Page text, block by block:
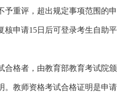
予重评，超出规定事项范围的申
核申请15日后可登录考生自助平
合格者，由教育部教育考试院颁
。教师资格考试合格证明是申请